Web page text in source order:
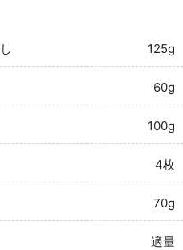
125g
60g
100g
4枚
70g
適量